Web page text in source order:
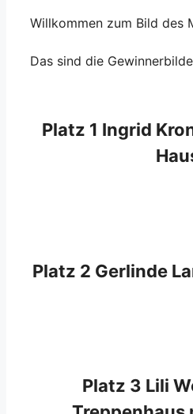
Willkommen zum Bild des
Das sind die
Platz 1 Ingrid
Platz 2 Gerlinde
Platz 3 Lili